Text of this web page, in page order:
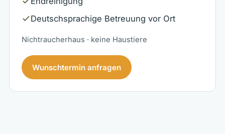
Deutschsprachige Betreuung vor Ort
Nichtraucherhaus · keine Haustiere
Wunschtermin anfragen